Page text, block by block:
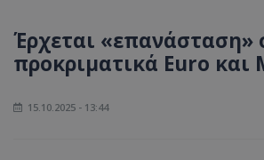
Έρχεται «επανάσταση»
προκριματικά Euro και
15.10.2025 - 13:44